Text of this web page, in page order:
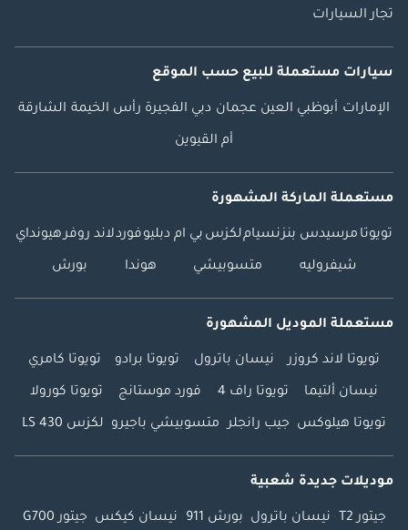
تجار السيارات
سيارات مستعملة للبيع حسب الموقع
الإمارات أبوظبي العين عجمان دبي الفجيرة رأس الخيمة الشارقة
أم القيوين
مستعملة الماركة المشهورة
تويوتا مرسيدس بنزنسياملكزس بي ام دبليوفوردلاند روفرهيونداي
شيفروليه متسوبيشي هوندا بورش
مستعملة الموديل المشهورة
تويوتا لاند كروزر نيسان باترول تويوتا برادو تويوتا كامري
نيسان ألتيما تويوتا راف 4 فورد موستانج تويوتا كورولا
تويوتا هيلوكس جيب رانجلر متسوبيشي باجيرو لكزس LS 430
موديلات جديدة شعبية
جيتور T2 نيسان باترول بورش 911 نيسان كيكس جيتور G700